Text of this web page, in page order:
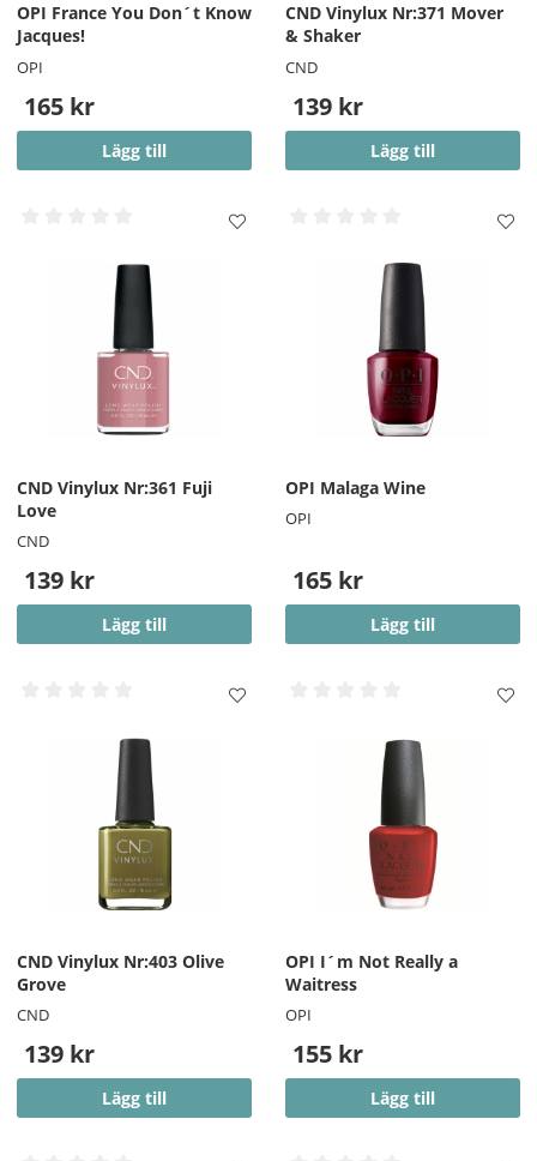
OPI France You Don´t Know
Jacques!
OPI
165 kr
Lägg till
CND Vinylux Nr:371 Mover
& Shaker
CND
139 kr
Lägg till
CND Vinylux Nr:361 Fuji
Love
CND
139 kr
Lägg till
OPI Malaga Wine
OPI
165 kr
Lägg till
CND Vinylux Nr:403 Olive
Grove
CND
139 kr
Lägg till
OPI I´m Not Really a
Waitress
OPI
155 kr
Lägg till